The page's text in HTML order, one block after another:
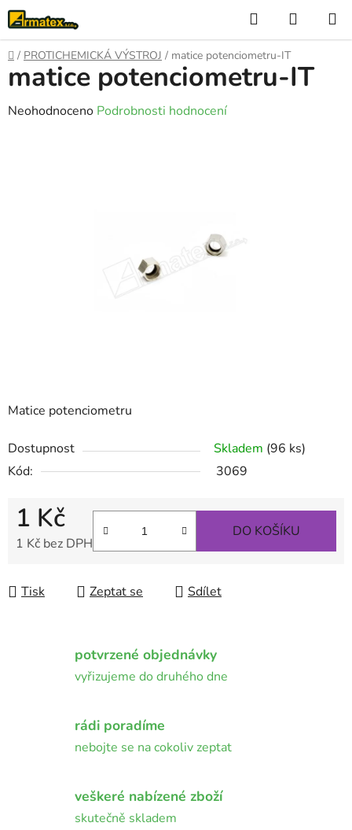
Přejít
na
obsah
Hledat
KOŠÍK
Domů
/ PROTICHEMICKÁ VÝSTROJ / matice potenciometru-IT
Matice potenciometru
Dostupnost Skladem (96 ks)
Kód:
3069
1 Kč
1 Kč bez DPH
DO KOŠÍKU
Tisk Zeptat se Sdílet
matice potenciometru-IT
Průměrné
Neohodnoceno Podrobnosti hodnocení
potvrzené objednávky
vyřizujeme do druhého dne
rádi poradíme
nebojte se na cokoliv zeptat
veškeré nabízené zboží
skutečně skladem